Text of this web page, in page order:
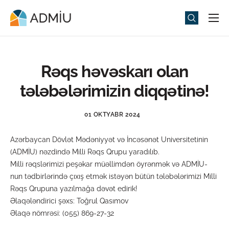
Universitet
Tədbirlər
Universitet həyatı
ADMIU Sİ
eMağaza
Rəqs həvəskarı olan
tələbələrimizin diqqətinə!
01 OKTYABR 2024
Azərbaycan Dövlət Mədəniyyət və İncəsənət Universitetinin
(ADMİU) nəzdində Milli Rəqs Qrupu yaradılıb.
Milli rəqslərimizi peşəkar müəllimdən öyrənmək və ADMİU-
nun tədbirlərində çıxış etmək istəyən bütün tələbələrimizi Milli
Rəqs Qrupuna yazılmağa dəvət edirik!
Əlaqələndirici şəxs: Toğrul Qasımov
Əlaqə nömrəsi: (055) 869-27-32